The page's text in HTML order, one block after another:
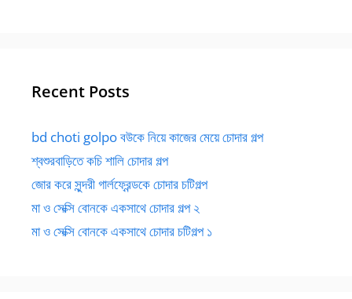
Recent Posts
bd choti golpo বউকে নিয়ে কাজের মেয়ে চোদার গল্প
শ্বশুরবাড়িতে কচি শালি চোদার গল্প
জোর করে সুন্দরী গার্লফ্রেন্ডকে চোদার চটিগল্প
মা ও সেক্সি বোনকে একসাথে চোদার গল্প ২
মা ও সেক্সি বোনকে একসাথে চোদার চটিগল্প ১